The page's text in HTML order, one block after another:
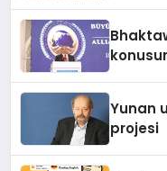
Yunan
projesi